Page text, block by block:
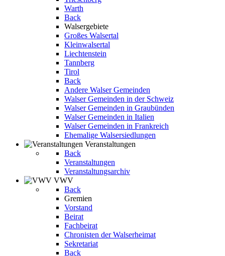
Warth
Back
Walsergebiete
Großes Walsertal
Kleinwalsertal
Liechtenstein
Tannberg
Tirol
Back
Andere Walser Gemeinden
Walser Gemeinden in der Schweiz
Walser Gemeinden in Graubünden
Walser Gemeinden in Italien
Walser Gemeinden in Frankreich
Ehemalige Walsersiedlungen
Veranstaltungen
Back
Veranstaltungen
Veranstaltungsarchiv
VWV
Back
Gremien
Vorstand
Beirat
Fachbeirat
Chronisten der Walserheimat
Sekretariat
Back